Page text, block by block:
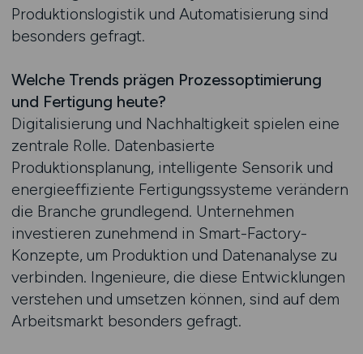
Produktionslogistik und Automatisierung sind
besonders gefragt.
Welche Trends prägen Prozessoptimierung
und Fertigung heute?
Digitalisierung und Nachhaltigkeit spielen eine
zentrale Rolle. Datenbasierte
Produktionsplanung, intelligente Sensorik und
energieeffiziente Fertigungssysteme verändern
die Branche grundlegend. Unternehmen
investieren zunehmend in Smart-Factory-
Konzepte, um Produktion und Datenanalyse zu
verbinden. Ingenieure, die diese Entwicklungen
verstehen und umsetzen können, sind auf dem
Arbeitsmarkt besonders gefragt.